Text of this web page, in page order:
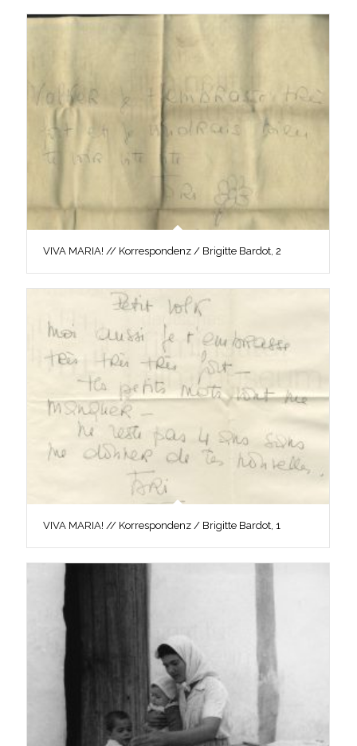
VIVA MARIA! // Korrespondenz / Brigitte Bardot, 2
VIVA MARIA! // Korrespondenz / Brigitte Bardot, 1